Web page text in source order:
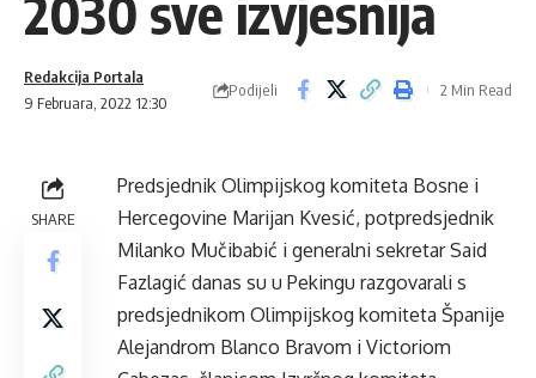
9 Februara, 2022 12:30
Redakcija Portala
Podijeli 2 Min Read
SHARE
Predsjednik Olimpijskog komiteta Bosne i
Hercegovine Marijan Kvesić, potpredsjednik
Milanko Mučibabić i generalni sekretar Said
Fazlagić danas su u Pekingu razgovarali s
predsjednikom Olimpijskog komiteta Španije
Alejandrom Blanco Bravom i Victoriom